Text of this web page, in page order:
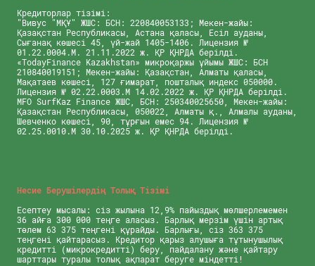
Кредиторлар тізімі:
"Вивус "МҚҰ" ЖШС: БСН: 220840053133; Мекен-жайы:
Қазақстан Республикасы, Астана қаласы, Есіл ауданы,
Сығанақ көшесі 45, үй-жай 1405-1406. Лицензия №
01.22.0004.M. 21.11.2022 ж. ҚР ҚНРДА берілді.
«TodayFinance Kazakhstan» микроқаржы ұйымы ЖШС: БСН
210840019151; Мекен-жайы: Қазақстан, Алматы қаласы,
Мақатаев көшесі, 127 ғимарат, пошталық индекс 050000.
Лицензия № 02.22.0003.М 14.02.2022 ж. ҚР ҚНРДА берілді.
MFO SurfKaz Finance ЖШС, БСН: 250340025650, Мекен-жайы:
Қазақстан Республикасы, 050022, Алматы қ., Алмалы ауданы,
Шевченко көшесі, 90, тұрғын емес 94. Лицензия №
02.25.0010.М 30.10.2025 ж. ҚР ҚНРДА берілді.
Несие Берушілердің Толық Тізімі
Есептеу мысалы: сіз жылына 12,9% пайыздық мөлшерлемемен
36 айға 300 000 теңге аласыз. Барлық мерзім үшін артық
төлем 63 375 теңгені құрайды. Барлығы, сіз 363 375
теңгені қайтарасыз. Кредитор қарыз алушыға тұтынушылық
кредитті (микрокредитті) беру, пайдалану және қайтару
шарттары туралы толық ақпарат беруге міндетті!